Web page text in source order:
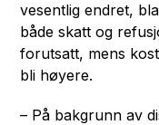
vesentlig endret,
både skatt og
forutsatt, mens
bli høyere.
– På bakgrunn av